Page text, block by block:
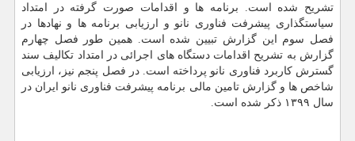
تشریح شده است. برنامه ها و اقدامات صورت گرفته در امتداد
سیاستگذاری پیشرفت فناوری نانو و ارزیابی برنامه ها و نهادها در
فصل سوم این گزارش تبیین شده است. همین طور فصل چهارم
گزارش به تشریح اقدامات دستگاه های اجرائی در امتداد تکالیف سند
گسترش کاربرد فناوری نانو پرداخته است. در فصل پنجم نیز، ارزیابی
شاخص ها و گزارش تامین مالی برنامه پیشرفت فناوری نانو ایران در
سال ۱۳۹۹ ذکر شده است.